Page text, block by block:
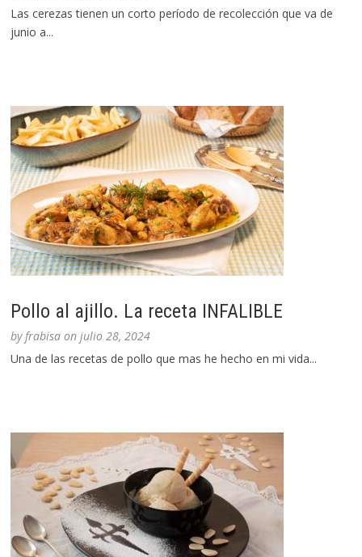
Las cerezas tienen un corto período de recolección que va de
junio a...
Pollo al ajillo. La receta INFALIBLE
byfrabisa onjulio 28, 2024
Una de las recetas de pollo que mas he hecho en mi vida...